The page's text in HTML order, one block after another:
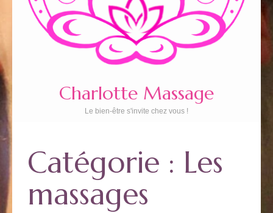
Charlotte Massage
Le bien-être s'invite chez vous !
Catégorie : Les
massages